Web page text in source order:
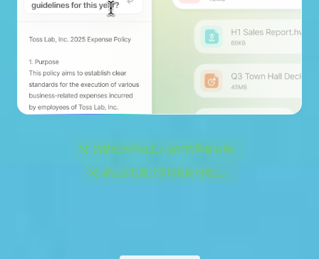
請整理新進員工入職時的重要事項。
請告訴我關於費用報銷的規定。